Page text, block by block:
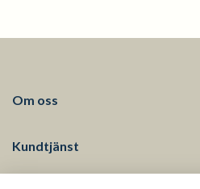
Om oss
Kundtjänst